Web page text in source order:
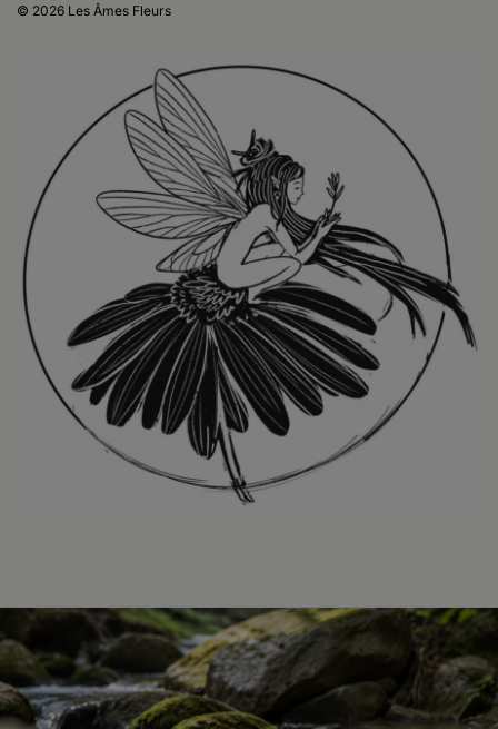
© 2026 Les Âmes Fleurs